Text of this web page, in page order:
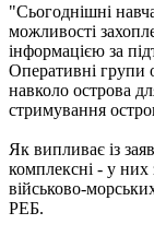
"Сьогоднішні
можливості
інформацією за
Оперативні групи
навколо острова
стримування
Як випливає із
комплексні - у них
військово-
РЕБ.